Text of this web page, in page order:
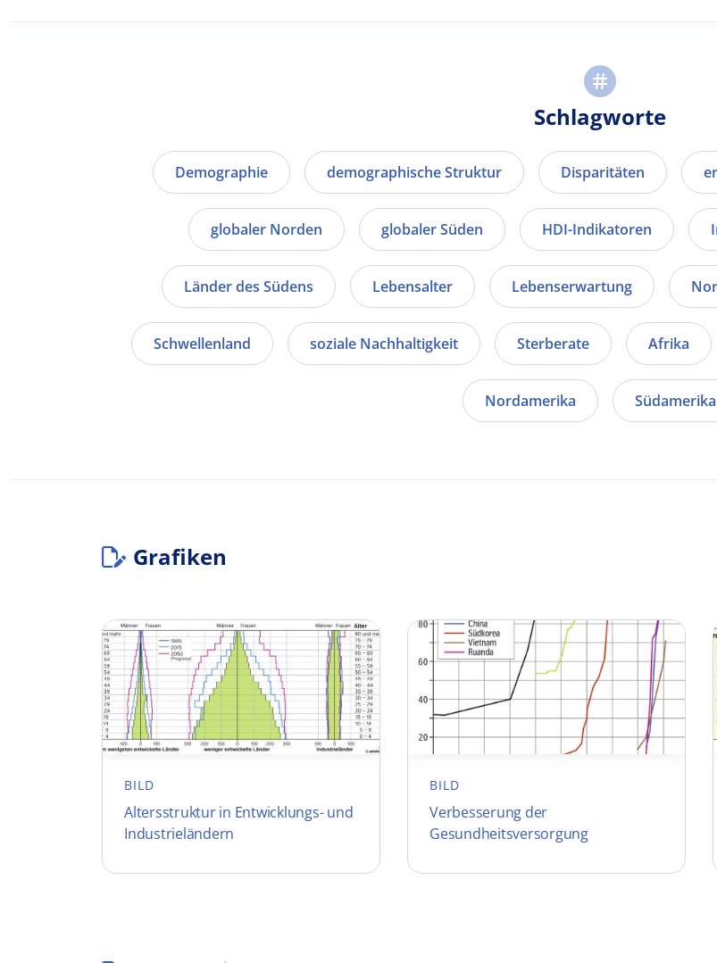
Schlagworte
Demographie demographische Struktur Disparitäten
globaler Norden globaler Süden HDI-Indikatoren
Länder des Südens Lebensalter Lebenserwartung
Schwellenland soziale Nachhaltigkeit Sterberate Afrika
Nordamerika Südamerika
Grafiken
BILD
Altersstruktur in Entwicklungs- und
Industrieländern
BILD
Verbesserung der
Gesundheitsversorgung